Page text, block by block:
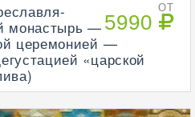
ОТ
5990
монастырь —
церемонией —
«царской